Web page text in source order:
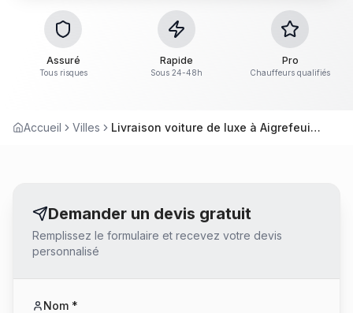
Assuré
Tous risques
Rapide
Sous 24-48h
Pro
Chauffeurs qualifiés
Accueil Villes Livraison voiture de luxe à Aigrefeuille-sur-Maine
Demander un devis gratuit
Remplissez le formulaire et recevez votre devis
personnalisé
Nom *